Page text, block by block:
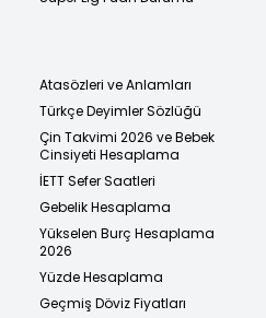
Atasözleri ve Anlamları
Türkçe Deyimler Sözlüğü
Çin Takvimi 2026 ve Bebek
Cinsiyeti Hesaplama
İETT Sefer Saatleri
Gebelik Hesaplama
Yükselen Burç Hesaplama
2026
Yüzde Hesaplama
Geçmiş Döviz Fiyatları